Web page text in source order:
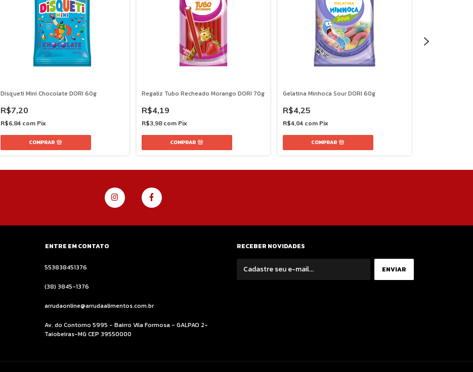
Disqueti Mini Chocolate DORI 60g
R$7,20
R$6,84 com Pix
Regaliz Tubo Recheado Morango DORI 70g
R$4,19
R$3,98 com Pix
Gelatina Minhoca Sour DORI 60g
R$4,25
R$4,04 com Pix
ENTRE EM CONTATO
553838451376
(38) 3845-1376
arrudaonline@arrudaalimentos.com.br
Av. do Contorno 5995 - Bairro Vila Formosa - GALPAO 2-
Taiobeiras-MG CEP 39550000
RECEBER NOVIDADES